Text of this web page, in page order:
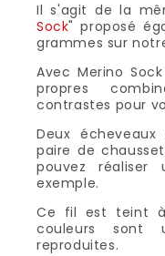
Il s'agit de la
Sock" proposé
grammes sur
Avec Merino
propres
contrastes pour
Deux
paire de
pouvez
exemple.
Ce fil est teint
couleurs sont
reproduites.